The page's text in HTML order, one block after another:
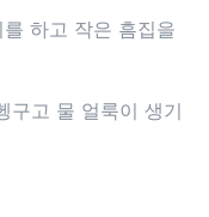
하고 작은 흠집을
구고 물 얼룩이 생기